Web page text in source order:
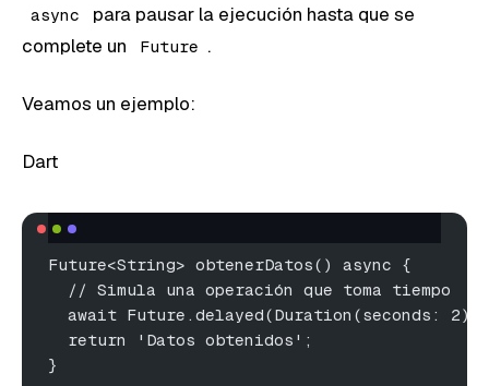
async
para pausar la ejecución hasta que se
complete un
Future .
Veamos un ejemplo:
Dart
Future<String> obtenerDatos() async {
  // Simula una operación que toma tiempo
  await Future.delayed(Duration(seconds: 2));
  return 'Datos obtenidos';
}